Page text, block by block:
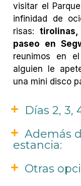
visitar el
infinidad de
risas:
paseo en
reunimos en
alguien le
una mini disco
Días 2, 3,
Además
estancia:
Otras